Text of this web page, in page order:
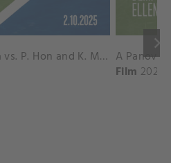
keyboard_arrow_right
A. Krunic and A. Danilina vs. P. Hon and K. Muchova Match Highlights - BEIJING_Capital Group Diamond ( October 02, 2025)
Film 2026